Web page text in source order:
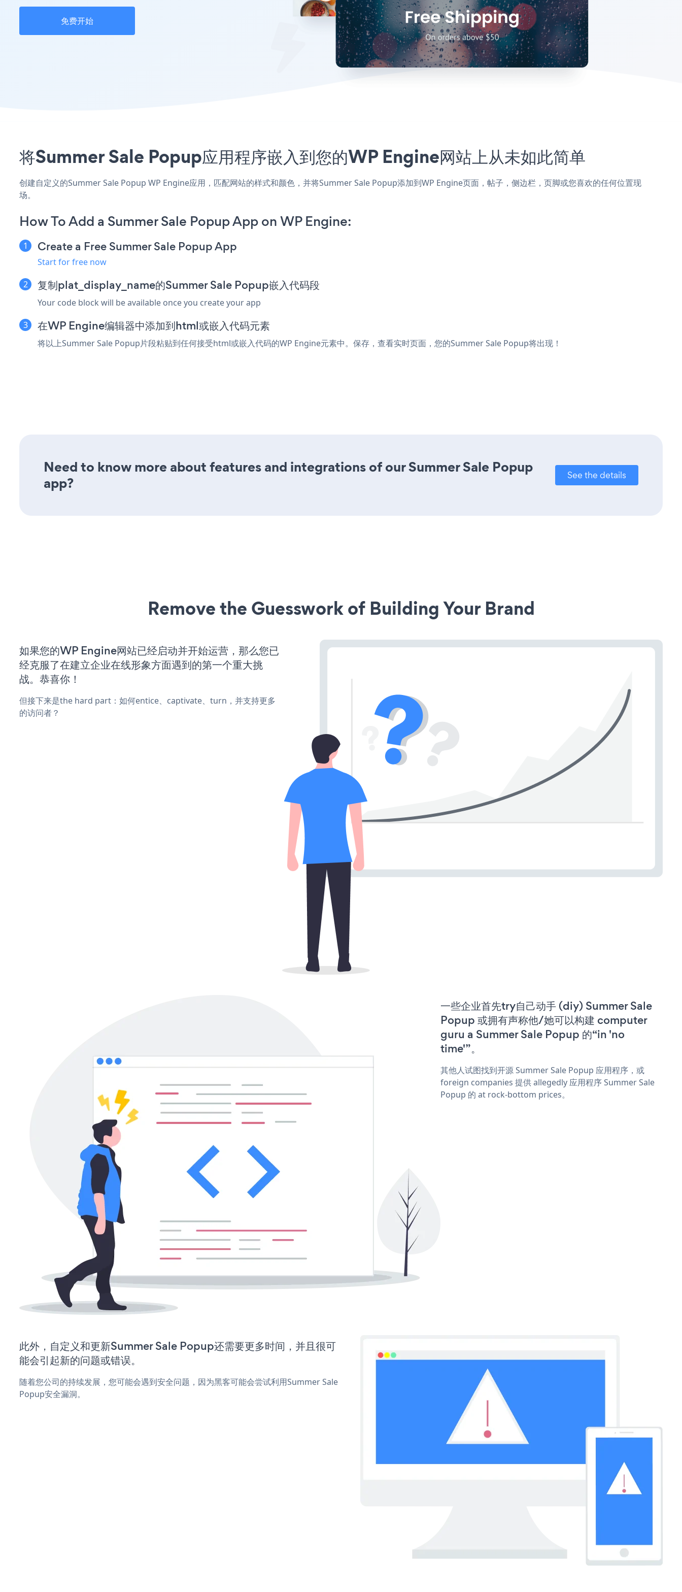
免费开始
将Summer Sale Popup应用程序嵌入到您的WP Engine网站上从未如此简单
创建自定义的Summer Sale Popup WP Engine应用，匹配网站的样式和颜色，并将Summer Sale Popup添加到WP Engine页面，帖子，侧边栏，页脚或您喜欢的任何位置现
场。
How To Add a Summer Sale Popup App on WP Engine:
Create a Free Summer Sale Popup App
Start for free now
复制plat_display_name的Summer Sale Popup嵌入代码段
Your code block will be available once you create your app
在WP Engine编辑器中添加到html或嵌入代码元素
将以上Summer Sale Popup片段粘贴到任何接受html或嵌入代码的WP Engine元素中。保存，查看实时页面，您的Summer Sale Popup将出现！
Need to know more about features and integrations of our Summer Sale Popup
app?
See the details
Remove the Guesswork of Building Your Brand
如果您的WP Engine网站已经启动并开始运营，那么您已
经克服了在建立企业在线形象方面遇到的第一个重大挑
战。恭喜你！
但接下来是the hard part：如何entice、captivate、turn，并支持更多
的访问者？
一些企业首先try自己动手 (diy) Summer Sale
Popup 或拥有声称他/她可以构建 computer
guru a Summer Sale Popup 的“in 'no
time'”。
其他人试图找到开源 Summer Sale Popup 应用程序，或
foreign companies 提供 allegedly 应用程序 Summer Sale
Popup 的 at rock-bottom prices。
此外，自定义和更新Summer Sale Popup还需要更多时间，并且很可
能会引起新的问题或错误。
随着您公司的持续发展，您可能会遇到安全问题，因为黑客可能会尝试利用Summer Sale
Popup安全漏洞。